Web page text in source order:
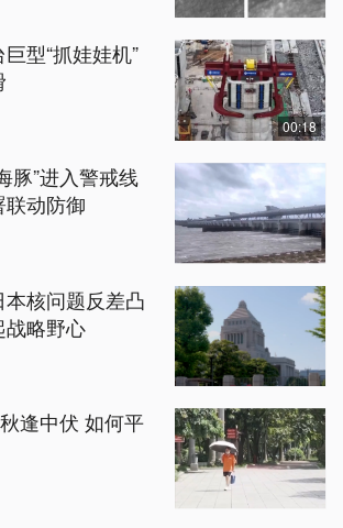
型“抓娃娃机”
00:18
豚”进入警戒线
动防御
核问题反差凸
战略野心
逢中伏 如何平